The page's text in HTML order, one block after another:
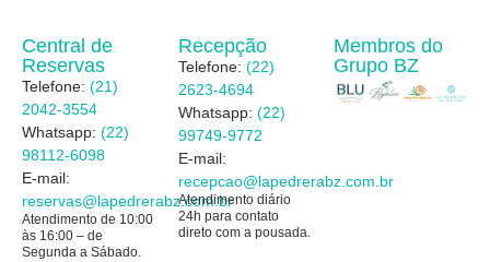
Central de
Reservas
Telefone: (21)
2042-3554
Whatsapp: (22)
98112-6098
E-mail:
reservas@lapedrerabz.com.br
Atendimento de 10:00
às 16:00 – de
Segunda a Sábado.
Recepção
Telefone: (22)
2623-4694
Whatsapp: (22)
99749-9772
E-mail:
recepcao@lapedrerabz.com.br
Atendimento diário
24h para contato
direto com a pousada.
Membros do
Grupo BZ